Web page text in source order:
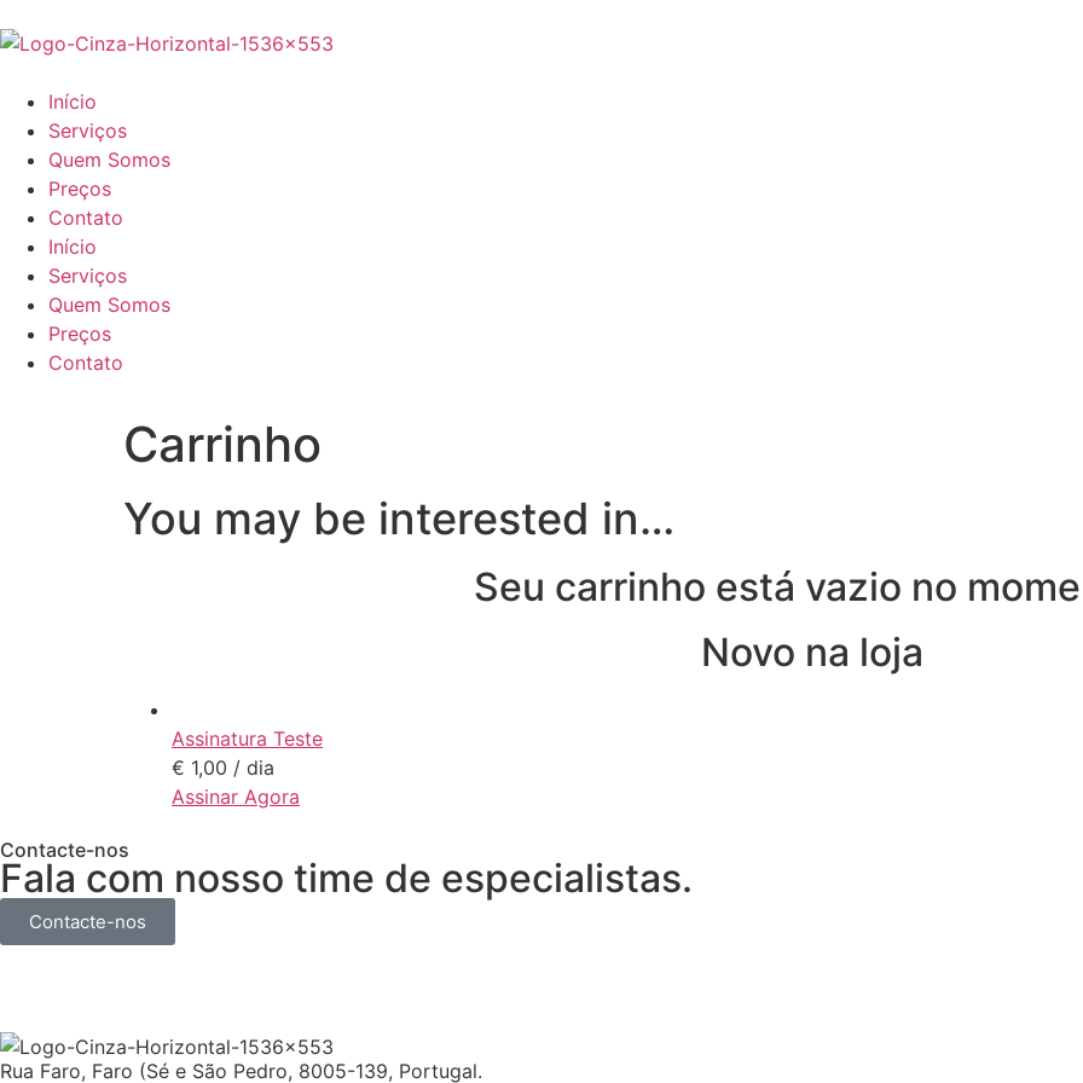
Início
Serviços
Quem Somos
Preços
Contato
Início
Serviços
Quem Somos
Preços
Contato
Carrinho
You may be interested in…
Seu carrinho está vazio no
Novo na loja
Assinatura Teste
€ 1,00 / dia
Assinar Agora
Contacte-nos
Fala com nosso time de especialistas.
Contacte-nos
Rua Faro, Faro (Sé e São Pedro, 8005-139, Portugal.